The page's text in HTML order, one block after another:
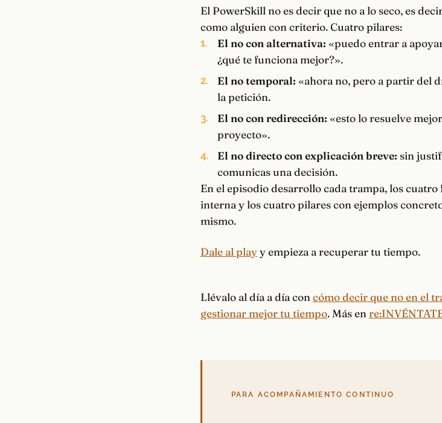
El PowerSkill no es decir que no a lo seco, es
como alguien con criterio. Cuatro pilares:
El no con alternativa: «puedo entrar a
¿qué te funciona mejor?».
El no temporal: «ahora no, pero a partir del
la petición.
El no con redirección: «esto lo resuelve
proyecto».
El no directo con explicación breve: sin
comunicas una decisión.
En el episodio desarrollo cada trampa, los
interna y los cuatro pilares con ejemplos
mismo.
Dale al playy empieza a recuperar tu tiempo.
Llévalo al día a día concómo decir que no en el
gestionar mejor tu tiempo. Más en
PARA ACOMPAÑAMIENTO CONTINUO